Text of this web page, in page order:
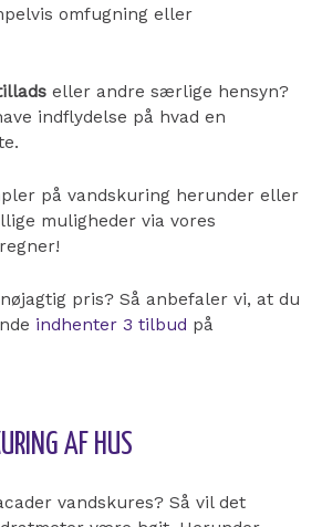
omfugning eller
eller andre særlige hensyn?
indflydelse på hvad en
på vandskuring herunder eller
muligheder via vores
pris? Så anbefaler vi, at du
indhenter 3 tilbud på
AF HUS
vandskures? Så vil det